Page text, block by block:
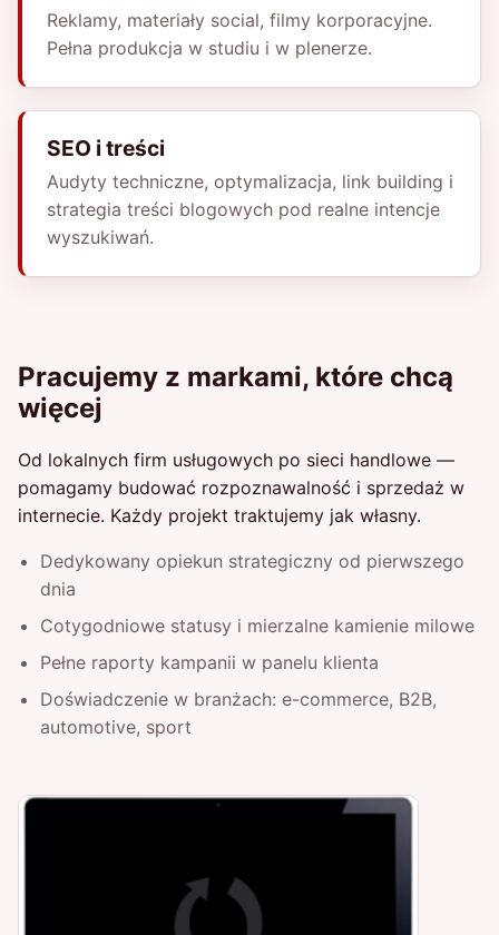
Reklamy, materiały social, filmy korporacyjne.
Pełna produkcja w studiu i w plenerze.
SEO i treści
Audyty techniczne, optymalizacja, link building i
strategia treści blogowych pod realne intencje
wyszukiwań.
Pracujemy z markami, które chcą
więcej
Od lokalnych firm usługowych po sieci handlowe —
pomagamy budować rozpoznawalność i sprzedaż w
internecie. Każdy projekt traktujemy jak własny.
Dedykowany opiekun strategiczny od pierwszego
dnia
Cotygodniowe statusy i mierzalne kamienie milowe
Pełne raporty kampanii w panelu klienta
Doświadczenie w branżach: e-commerce, B2B,
automotive, sport